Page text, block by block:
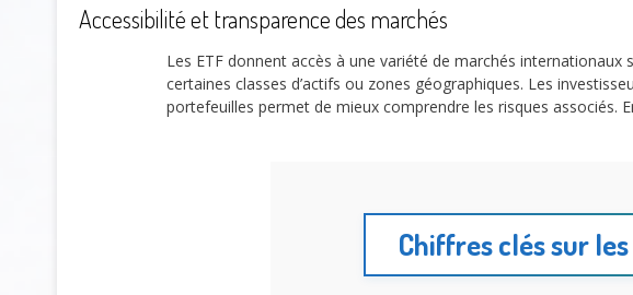
Accessibilité et transparence des marchés
Les ETF donnent accès à une variété de marchés internationaux
certaines classes d’actifs ou zones géographiques. Les
portefeuilles permet de mieux comprendre les risques associés.
Chiffres clés sur